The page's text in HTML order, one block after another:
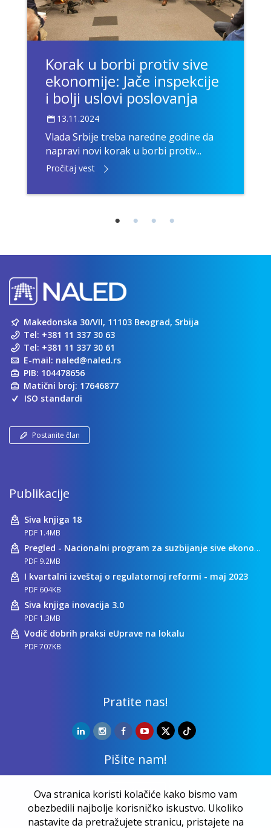
Korak u borbi protiv sive
ekonomije: Jače inspekcije
i bolji uslovi poslovanja
13.11.2024
Vlada Srbije treba naredne godine da
napravi novi korak u borbi protiv...
Pročitaj vest
Makedonska 30/VII, 11103 Beograd, Srbija
Tel: +381 11 337 30 63
Tel: +381 11 337 30 61
E-mail: naled@naled.rs
PIB: 104478656
Matični broj: 17646877
ISO standardi
Postanite član
Publikacije
Siva knjiga 18
PDF 1.4MB
Pregled - Nacionalni program za suzbijanje sive ekonomije
PDF 9.2MB
I kvartalni izveštaj o regulatornoj reformi - maj 2023
PDF 604KB
Siva knjiga inovacija 3.0
PDF 1.3MB
Vodič dobrih praksi eUprave na lokalu
PDF 707KB
Pratite nas!
Pišite nam!
Kontakt
Ova stranica koristi kolačiće kako bismo vam
obezbedili najbolje korisničko iskustvo. Ukoliko
nastavite da pretražujete stranicu, pristajete na